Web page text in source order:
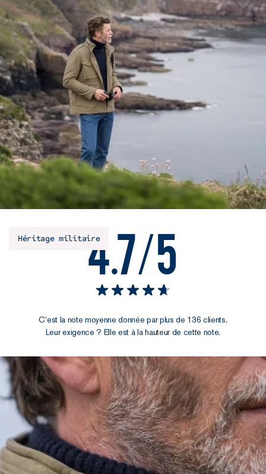
Héritage militaire4.7/5
C’est la note moyenne donnée par plus de 136 clients.
Leur exigence ? Elle est à la hauteur de cette note.